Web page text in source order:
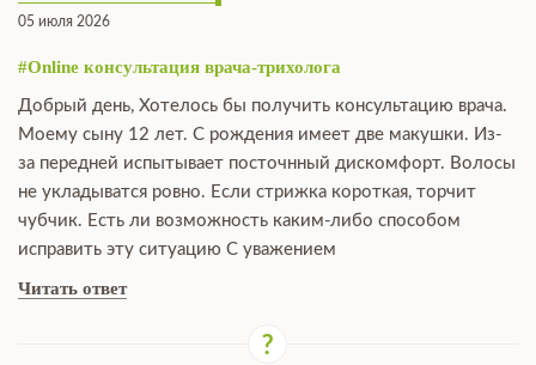
05 июля 2026
#Online консультация врача-трихолога
Добрый день, Хотелось бы получить консультацию врача.
Моему сыну 12 лет. С рождения имеет две макушки. Из-
за передней испытывает посточнный дискомфорт. Волосы
не укладыватся ровно. Если стрижка короткая, торчит
чубчик. Есть ли возможность каким-либо способом
исправить эту ситуацию С уважением
Читать ответ